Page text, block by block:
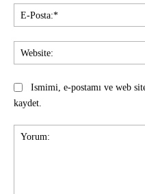
Ismimi, e-postamı ve web
kaydet.